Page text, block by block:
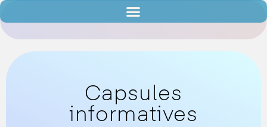
Capsules
informatives